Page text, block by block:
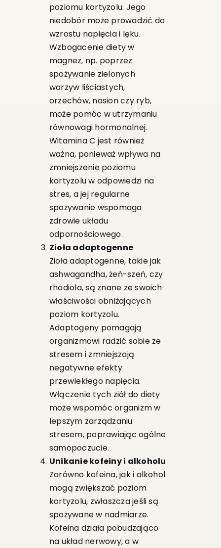
poziomu kortyzolu. Jego
niedobór może prowadzić do
wzrostu napięcia i lęku.
Wzbogacenie diety w
magnez, np. poprzez
spożywanie zielonych
warzyw liściastych,
orzechów, nasion czy ryb,
może pomóc w utrzymaniu
równowagi hormonalnej.
Witamina C jest również
ważna, ponieważ wpływa na
zmniejszenie poziomu
kortyzolu w odpowiedzi na
stres, a jej regularne
spożywanie wspomaga
zdrowie układu
odpornościowego.
Zioła adaptogenne
Zioła adaptogenne, takie jak
ashwagandha, żeń-szeń, czy
rhodiola, są znane ze swoich
właściwości obniżających
poziom kortyzolu.
Adaptogeny pomagają
organizmowi radzić sobie ze
stresem i zmniejszają
negatywne efekty
przewlekłego napięcia.
Włączenie tych ziół do diety
może wspomóc organizm w
lepszym zarządzaniu
stresem, poprawiając ogólne
samopoczucie.
Unikanie kofeiny i alkoholu
Zarówno kofeina, jak i alkohol
mogą zwiększać poziom
kortyzolu, zwłaszcza jeśli są
spożywane w nadmiarze.
Kofeina działa pobudzająco
na układ nerwowy, a w